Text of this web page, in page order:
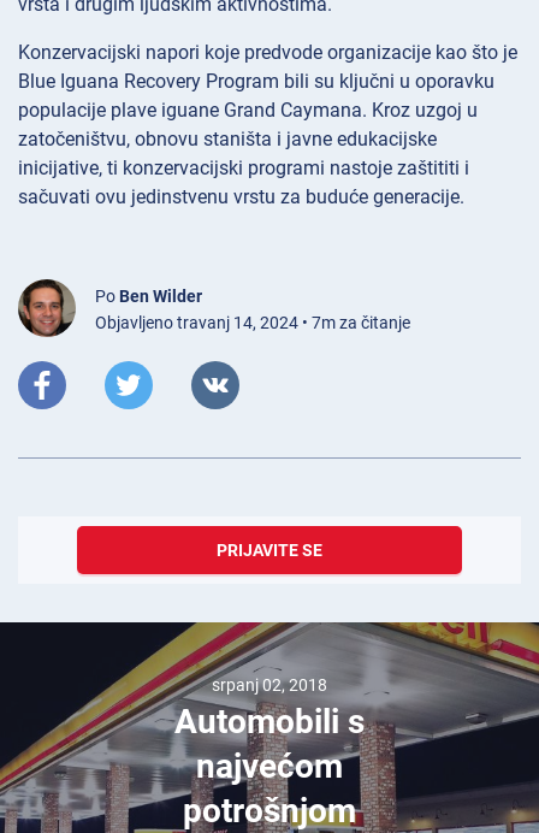
Konzervacijski napori koje predvode organizacije kao što je
Blue Iguana Recovery Program bili su ključni u oporavku
populacije plave iguane Grand Caymana. Kroz uzgoj u
zatočeništvu, obnovu staništa i javne edukacijske
inicijative, ti konzervacijski programi nastoje zaštititi i
sačuvati ovu jedinstvenu vrstu za buduće generacije.
Po Ben Wilder
Objavljeno travanj 14, 2024 • 7m za čitanje
PRIJAVITE SE
srpanj 02, 2018
Automobili s
najvećom
potrošnjom